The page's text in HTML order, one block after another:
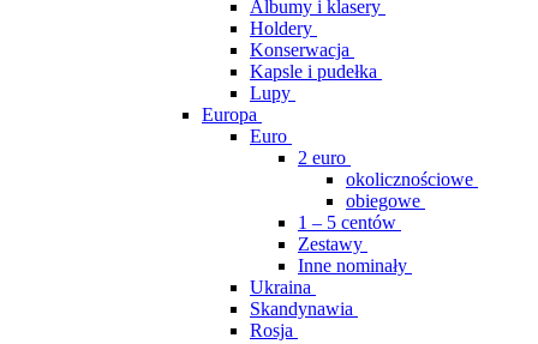
Albumy i klasery
Holdery
Konserwacja
Kapsle i pudełka
Lupy
Europa
Euro
2 euro
okolicznościowe
obiegowe
1 – 5 centów
Zestawy
Inne nominały
Ukraina
Skandynawia
Rosja